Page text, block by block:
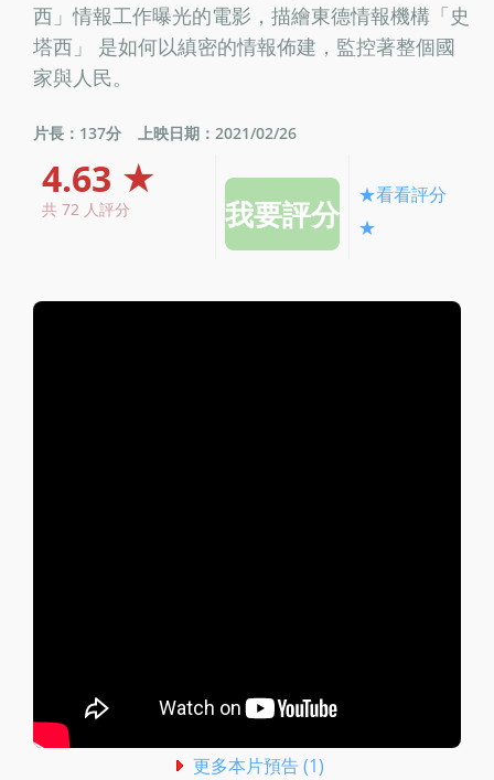
西」情報工作曝光的電影，描繪東德情報機構「史
塔西」 是如何以縝密的情報佈建，監控著整個國
家與人民。
片長：137分 上映日期：2021/02/26
4.63 ★
共 72 人評分
★看看評分
★
更多本片預告 (1)